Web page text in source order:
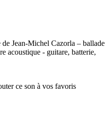
Jean-Michel Cazorla – ballade
acoustique - guitare, batterie,